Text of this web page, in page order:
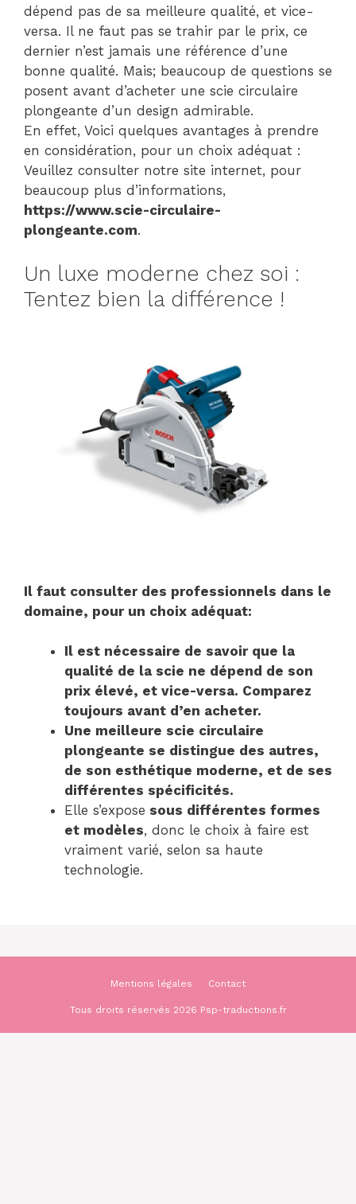
dépend pas de sa meilleure qualité, et vice-
versa. Il ne faut pas se trahir par le prix, ce
dernier n’est jamais une référence d’une
bonne qualité. Mais; beaucoup de questions se
posent avant d’acheter une scie circulaire
plongeante d’un design admirable.
En effet, Voici quelques avantages à prendre
en considération, pour un choix adéquat :
Veuillez consulter notre site internet, pour
beaucoup plus d’informations,
https://www.scie-circulaire-
plongeante.com.
Un luxe moderne chez soi :
Tentez bien la différence !
Il faut consulter des professionnels dans le
domaine, pour un choix adéquat:
Il est nécessaire de savoir que la
qualité de la scie ne dépend de son
prix élevé, et vice-versa. Comparez
toujours avant d’en acheter.
Une meilleure scie circulaire
plongeante se distingue des autres,
de son esthétique moderne, et de ses
différentes spécificités.
Elle s’expose sous différentes formes
et modèles, donc le choix à faire est
vraiment varié, selon sa haute
technologie.
Mentions légales Contact
Tous droits réservés 2026 Psp-traductions.fr